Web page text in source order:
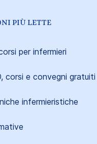
PIÙ LETTE
per infermieri
corsi e convegni gratuiti
infermieristiche